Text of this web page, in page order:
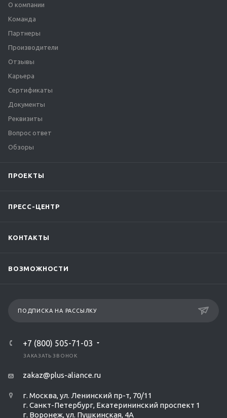
О компании
Команда
Партнеры
Производители
Отзывы
Карьера
Сертификаты
Документы
Реквизиты
Вопрос ответ
Обзоры
ПРОЕКТЫ
ПРЕСС-ЦЕНТР
КОНТАКТЫ
ВОЗМОЖНОСТИ
ПОДПИСКА НА РАССЫЛКУ
+7 (800) 505-71-03
ЗАКАЗАТЬ ЗВОНОК
zakaz@plus-aliance.ru
г. Москва, ул. Ленинский пр-т, 70/11
г. Санкт-Петербург, Екатерининский проспект 1
г. Воронеж, ул. Пушкинская, 4А